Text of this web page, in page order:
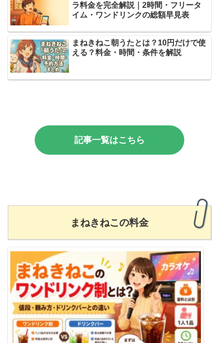
ラ料金を完全解説｜2時間・フリータ
イム・ワンドリンクの総額早見表
まねきねこ朝うたとは？10円だけで使
える？料金・時間・条件を解説
記事一覧はこちら
まねきねこの料金